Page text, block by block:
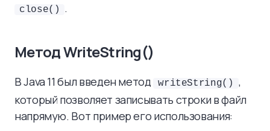
close() .
Метод WriteString()
В Java 11 был введен метод writeString()
,
который позволяет записывать строки в файл
напрямую. Вот пример его использования: